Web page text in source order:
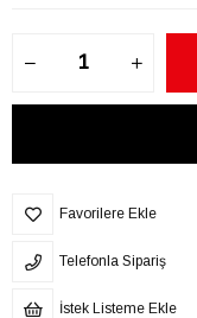
Favorilere Ekle
Telefonla Sipariş
İstek Listeme Ekle